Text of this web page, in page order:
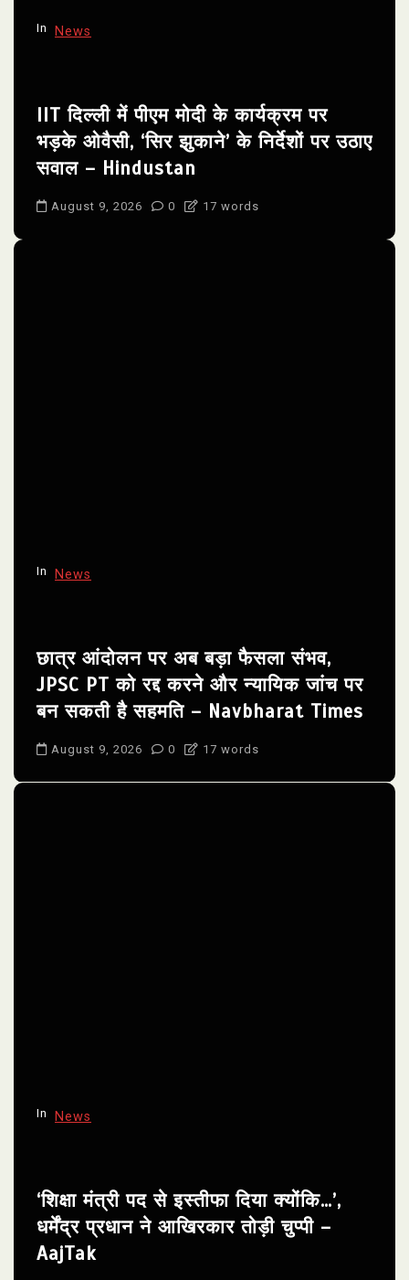
In News
IIT दिल्ली में पीएम मोदी के कार्यक्रम पर
भड़के ओवैसी, ‘सिर झुकाने’ के निर्देशों पर उठाए
सवाल – Hindustan
August 9, 2026 0 17 words
In News
छात्र आंदोलन पर अब बड़ा फैसला संभव,
JPSC PT को रद्द करने और न्यायिक जांच पर
बन सकती है सहमति – Navbharat Times
August 9, 2026 0 17 words
In News
‘शिक्षा मंत्री पद से इस्तीफा दिया क्योंकि…’,
धर्मेंद्र प्रधान ने आखिरकार तोड़ी चुप्पी –
AajTak